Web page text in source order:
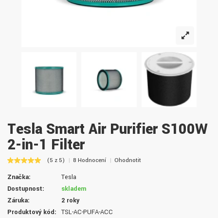
Tesla Smart Air Purifier S100W
2-in-1 Filter
(5 z 5) 8 Hodnocení Ohodnotit
Značka:
Tesla
Dostupnost:
skladem
Záruka:
2 roky
Produktový kód:
TSL-AC-PUFA-ACC